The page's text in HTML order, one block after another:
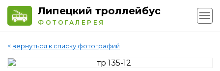
Липецкий троллейбус
ФОТОГАЛЕРЕЯ
< вернуться к списку фотографий